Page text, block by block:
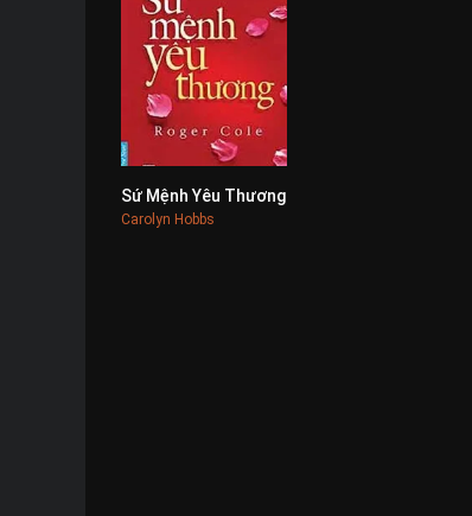
0
Sứ Mệnh Yêu Thương
Carolyn Hobbs